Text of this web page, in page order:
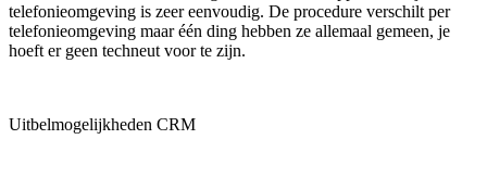
telefonieomgeving is zeer eenvoudig. De procedure verschilt per
telefonieomgeving maar één ding hebben ze allemaal gemeen, je
hoeft er geen techneut voor te zijn.
Uitbelmogelijkheden CRM